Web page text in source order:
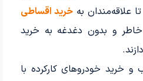
علاقه‌مندان بهخرید اقساطی
خاطر و بدون دغدغه به خرید
و خرید خودروهای کارکرده با